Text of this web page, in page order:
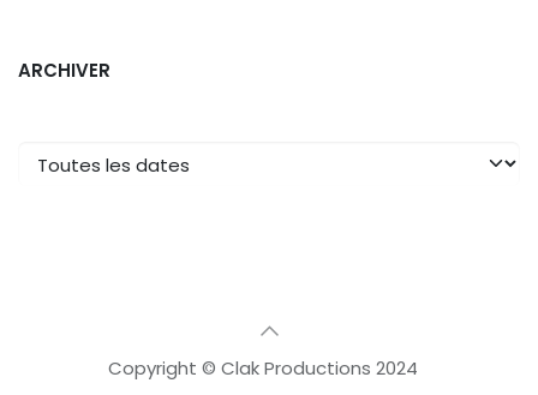
ARCHIVER
Copyright © Clak Productions 2024